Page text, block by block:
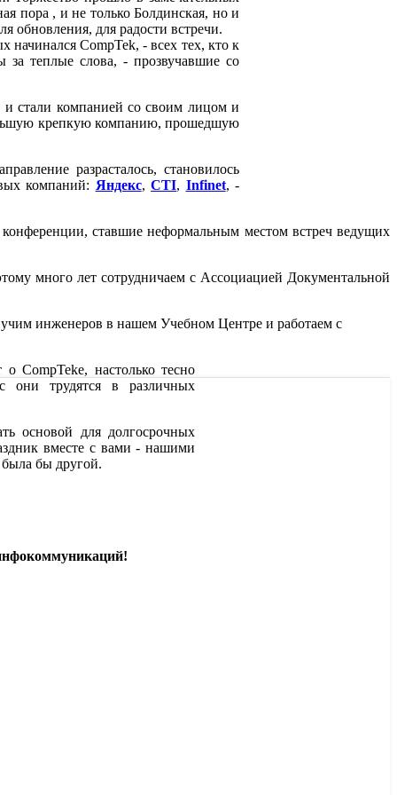
пора , и не только Болдинская, но и
обновления, для радости встречи.
CompTek, - всех тех, кто к
за теплые слова, - прозвучавшие со
стали компанией со своим лицом и
крепкую компанию, прошедшую
разрасталось, становилось
компаний: Яндекс,CTI, Infinet, -
ставшие неформальным местом встреч ведущих
много лет сотрудничаем с Ассоциацией Документальной
инженеров в нашем Учебном Центре и работаем с
настолько тесно
они трудятся в различных
основой для долгосрочных
вместе с вами - нашими
бы другой.